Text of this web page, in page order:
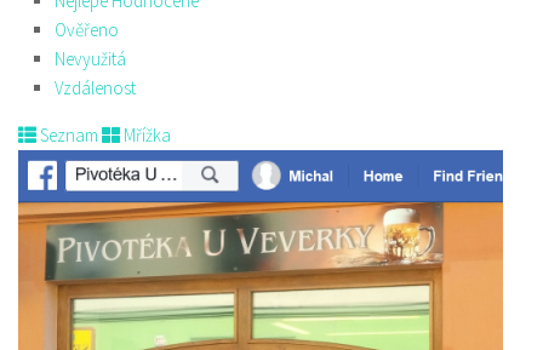
Ověřeno
Nevyužitá
Vzdálenost
Seznam Mřížka